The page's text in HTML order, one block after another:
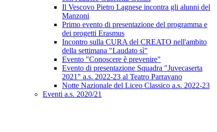
Il Vescovo Pietro Lagnese incontra gli alunni del
Manzoni
Primo evento di presentazione del programma e
dei progetti Erasmus
Incontro sulla CURA del CREATO nell'ambito
della settimana "Laudato sì"
Evento "Conoscere è prevenire"
Evento di presentazione Squadra "Juvecaserta
2021" a.s. 2022-23 al Teatro Parravano
Notte Nazionale del Liceo Classico a.s. 2022-23
Eventi a.s. 2020/21